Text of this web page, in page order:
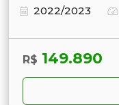
2022/2023
R$ 149.890